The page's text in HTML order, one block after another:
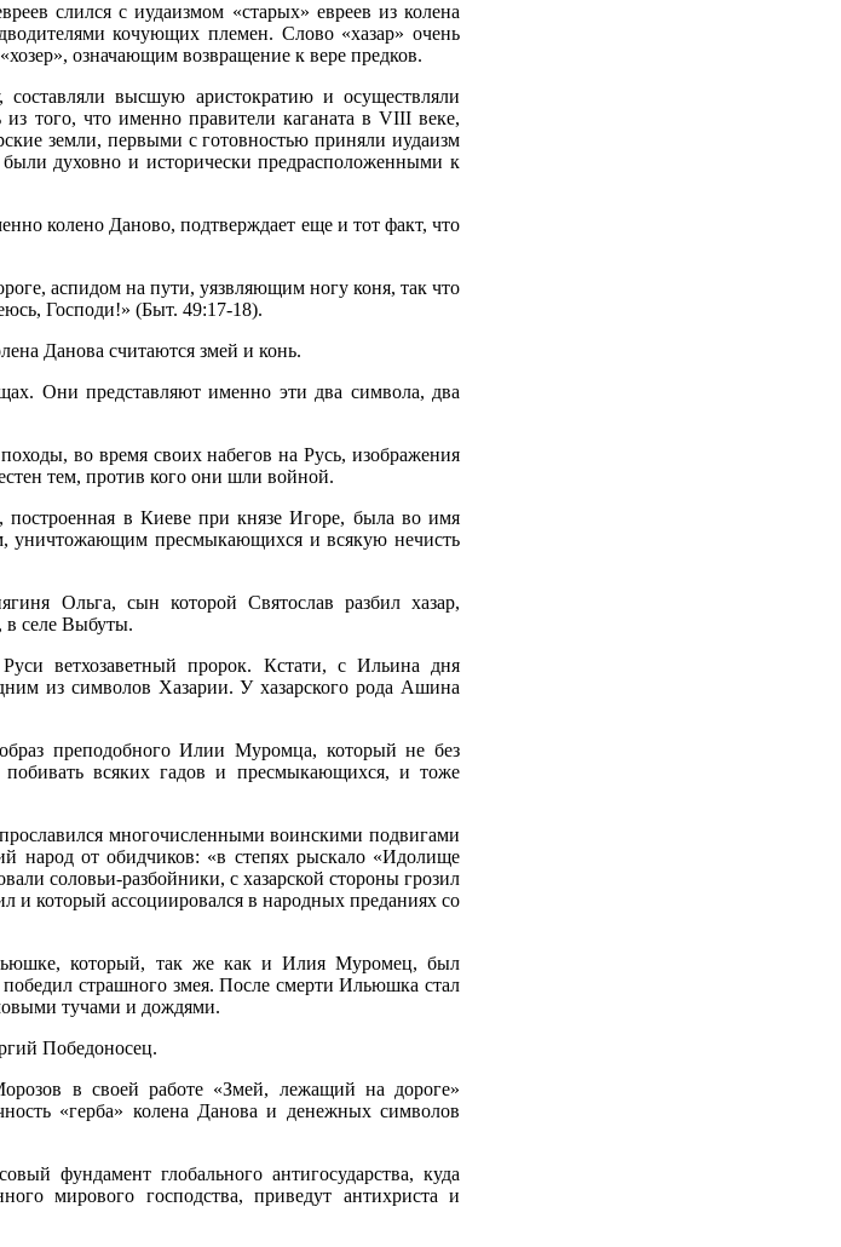
слился с иудаизмом «старых» евреев из колена
кочующих племен. Слово «хазар» очень
означающим возвращение к вере предков.
составляли высшую аристократию и осуществляли
того, что именно правители каганата в VIII веке,
земли, первыми с готовностью приняли иудаизм
духовно и исторически предрасположенными к
колено Даново, подтверждает еще и тот факт, что
аспидом на пути, уязвляющим ногу коня, так что
Господи!» (Быт. 49:17-18).
Данова считаются змей и конь.
Они представляют именно эти два символа, два
во время своих набегов на Русь, изображения
тем, против кого они шли войной.
построенная в Киеве при князе Игоре, была во имя
уничтожающим пресмыкающихся и всякую нечисть
Ольга, сын которой Святослав разбил хазар,
в селе Выбуты.
ветхозаветный пророк. Кстати, с Ильина дня
из символов Хазарии. У хазарского рода Ашина
преподобного Илии Муромца, который не без
всяких гадов и пресмыкающихся, и тоже
многочисленными воинскими подвигами
народ от обидчиков: «в степях рыскало «Идолище
соловьи-разбойники, с хазарской стороны грозил
и который ассоциировался в народных преданиях со
который, так же как и Илия Муромец, был
страшного змея. После смерти Ильюшка стал
тучами и дождями.
Победоносец.
в своей работе «Змей, лежащий на дороге»
«герба» колена Данова и денежных символов
фундамент глобального антигосударства, куда
мирового господства, приведут антихриста и